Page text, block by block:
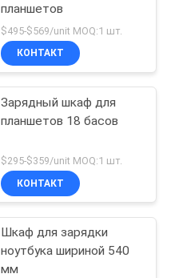
планшетов
$495-$569/unit MOQ:1 шт.
КОНТАКТ
Зарядный шкаф для
планшетов 18 басов
$295-$359/unit MOQ:1 шт.
КОНТАКТ
Шкаф для зарядки
ноутбука шириной 540
мм